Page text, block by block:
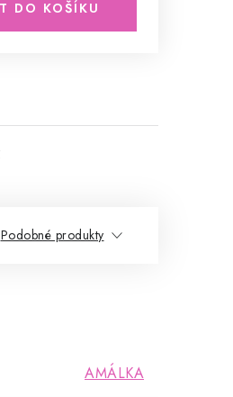
DO KOŠÍKU
Podobné produkty
AMÁLKA